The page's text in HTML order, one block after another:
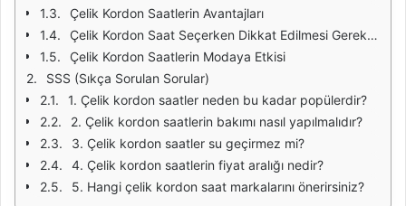
Çelik Kordon Saatlerin Avantajları
Çelik Kordon Saat Seçerken Dikkat Edilmesi Gerekenler
Çelik Kordon Saatlerin Modaya Etkisi
SSS (Sıkça Sorulan Sorular)
1. Çelik kordon saatler neden bu kadar popülerdir?
2. Çelik kordon saatlerin bakımı nasıl yapılmalıdır?
3. Çelik kordon saatler su geçirmez mi?
4. Çelik kordon saatlerin fiyat aralığı nedir?
5. Hangi çelik kordon saat markalarını önerirsiniz?